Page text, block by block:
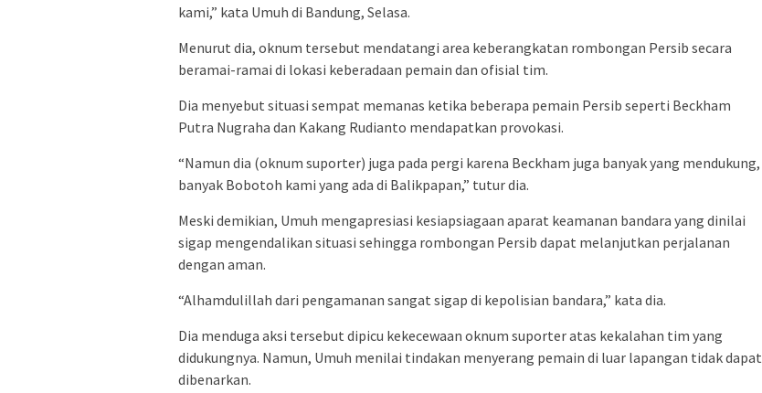
kami,” kata Umuh di Bandung, Selasa.
Menurut dia, oknum tersebut mendatangi area keberangkatan rombongan Persib secara
beramai-ramai di lokasi keberadaan pemain dan ofisial tim.
Dia menyebut situasi sempat memanas ketika beberapa pemain Persib seperti Beckham
Putra Nugraha dan Kakang Rudianto mendapatkan provokasi.
“Namun dia (oknum suporter) juga pada pergi karena Beckham juga banyak yang mendukung,
banyak Bobotoh kami yang ada di Balikpapan,” tutur dia.
Meski demikian, Umuh mengapresiasi kesiapsiagaan aparat keamanan bandara yang dinilai
sigap mengendalikan situasi sehingga rombongan Persib dapat melanjutkan perjalanan
dengan aman.
“Alhamdulillah dari pengamanan sangat sigap di kepolisian bandara,” kata dia.
Dia menduga aksi tersebut dipicu kekecewaan oknum suporter atas kekalahan tim yang
didukungnya. Namun, Umuh menilai tindakan menyerang pemain di luar lapangan tidak dapat
dibenarkan.